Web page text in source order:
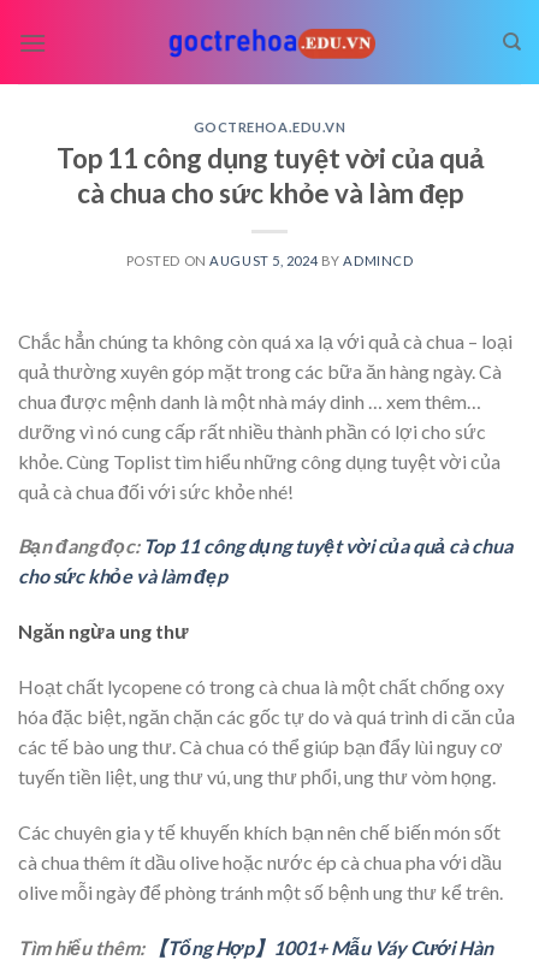
GOCTREHOA.EDU.VN
Top 11 công dụng tuyệt vời của quả
cà chua cho sức khỏe và làm đẹp
POSTED ON AUGUST 5, 2024 BY ADMINCD
Chắc hẳn chúng ta không còn quá xa lạ với quả cà chua – loại
quả thường xuyên góp mặt trong các bữa ăn hàng ngày. Cà
chua được mệnh danh là một nhà máy dinh
… xem thêm…
dưỡng vì nó cung cấp rất nhiều thành phần có lợi cho sức
khỏe. Cùng Toplist tìm hiểu những công dụng tuyệt vời của
quả cà chua đối với sức khỏe nhé!
Bạn đang đọc: Top 11 công dụng tuyệt vời của quả cà chua
cho sức khỏe và làm đẹp
Ngăn ngừa ung thư
Hoạt chất lycopene có trong cà chua là một chất chống oxy
hóa đặc biệt, ngăn chặn các gốc tự do và quá trình di căn của
các tế bào ung thư. Cà chua có thể giúp bạn đẩy lùi nguy cơ
tuyến tiền liệt, ung thư vú, ung thư phổi, ung thư vòm họng.
Các chuyên gia y tế khuyến khích bạn nên chế biến món sốt
cà chua thêm ít dầu olive hoặc nước ép cà chua pha với dầu
olive mỗi ngày để phòng tránh một số bệnh ung thư kể trên.
Tìm hiểu thêm:
【Tổng Hợp】1001+ Mẫu Váy Cưới Hàn